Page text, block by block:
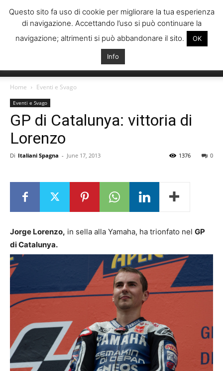
Italiani
Spagna
Home Eventi e Svago
Eventi e Svago
GP di Catalunya: vittoria di
Lorenzo
Di Italiani Spagna - June 17, 2013 0
1376
Jorge Lorenzo, in sella alla Yamaha, ha trionfato nel GP
diCatalunya.
Questo sito fa uso di cookie per migliorare la tua esperienza
di navigazione. Accettando l’uso si può continuare la
navigazione; altrimenti si può abbandonare il sito.
OK
Info